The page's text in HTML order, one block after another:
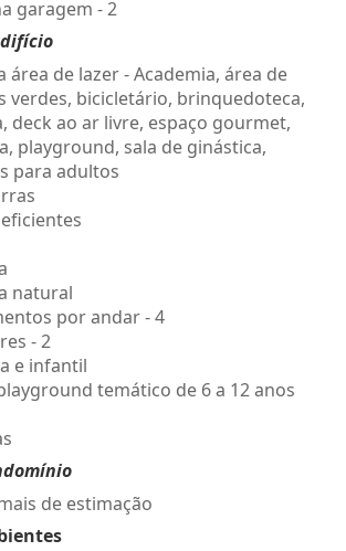
garagem - 2
área de lazer - Academia, área de
verdes, bicicletário, brinquedoteca,
deck ao ar livre, espaço gourmet,
playground, sala de ginástica,
para adultos
natural
por andar - 4
- 2
e infantil
temático de 6 a 12 anos
de estimação